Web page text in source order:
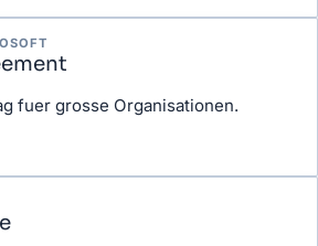
fuer grosse Organisationen.